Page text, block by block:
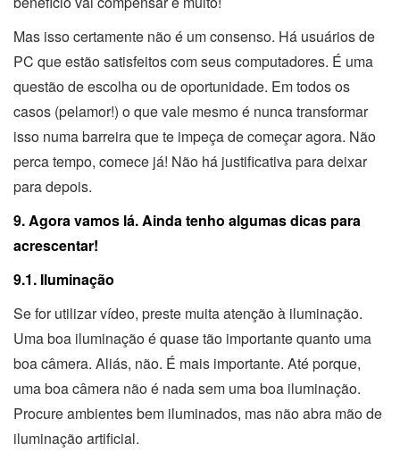
Mas isso certamente não é um consenso. Há usuários de
PC que estão satisfeitos com seus computadores. É uma
questão de escolha ou de oportunidade. Em todos os
casos (pelamor!) o que vale mesmo é nunca transformar
isso numa barreira que te impeça de começar agora. Não
perca tempo, comece já! Não há justificativa para deixar
para depois.
9. Agora vamos lá. Ainda tenho algumas dicas para
acrescentar!
9.1. Iluminação
Se for utilizar vídeo, preste muita atenção à iluminação.
Uma boa iluminação é quase tão importante quanto uma
boa câmera. Aliás, não. É mais importante. Até porque,
uma boa câmera não é nada sem uma boa iluminação.
Procure ambientes bem iluminados, mas não abra mão de
iluminação artificial.